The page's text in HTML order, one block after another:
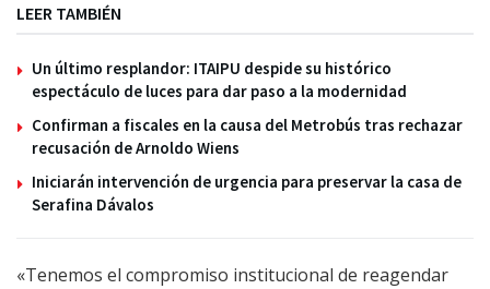
LEER TAMBIÉN
Un último resplandor: ITAIPU despide su histórico
espectáculo de luces para dar paso a la modernidad
Confirman a fiscales en la causa del Metrobús tras rechazar
recusación de Arnoldo Wiens
Iniciarán intervención de urgencia para preservar la casa de
Serafina Dávalos
«Tenemos el compromiso institucional de reagendar